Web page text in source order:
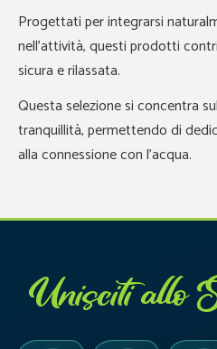
Progettati per integrarsi
nell’attività, questi prodotti
sicura e rilassata.
Questa selezione si concentra
tranquillità, permettendo di
alla connessione con l’acqua.
Unisciti allo